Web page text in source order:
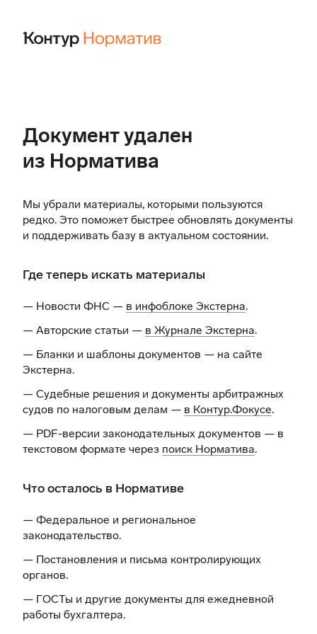
Документ удален
из Норматива
Мы убрали материалы, которыми пользуются
редко. Это поможет быстрее обновлять документы
и поддерживать базу в актуальном состоянии.
Где теперь искать материалы
— Новости ФНС — в инфоблоке Экстерна.
— Авторские статьи — в Журнале Экстерна.
— Бланки и шаблоны документов — на сайте
Экстерна.
— Судебные решения и документы арбитражных
судов по налоговым делам — в Контур.Фокусе.
— PDF-версии законодательных документов — в
текстовом формате через поиск Норматива.
Что осталось в Нормативе
— Федеральное и региональное
законодательство.
— Постановления и письма контролирующих
органов.
— ГОСТы и другие документы для ежедневной
работы бухгалтера.